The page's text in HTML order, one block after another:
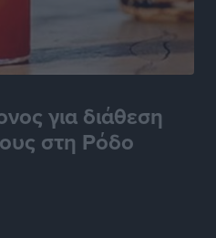
για διάθεση
στη Ρόδο